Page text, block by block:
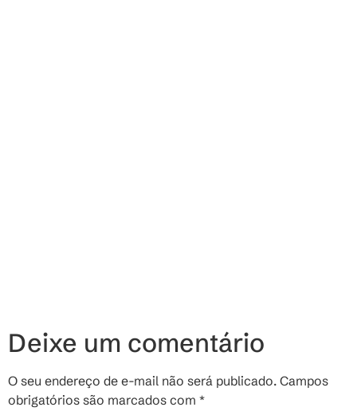
Deixe um comentário
O seu endereço de e-mail não será publicado. Campos
obrigatórios são marcados com *